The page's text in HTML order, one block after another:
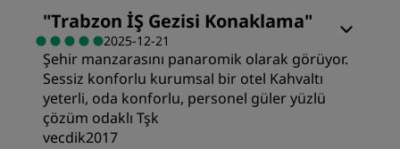
Hizmet
"Trabzon İŞ Gezisi Konaklama"
2025-12-21
Şehir manzarasını panaromik olarak görüyor.
Sessiz konforlu kurumsal bir otel Kahvaltı
yeterli, oda konforlu, personel güler yüzlü
çözüm odaklı Tşk
vecdik2017